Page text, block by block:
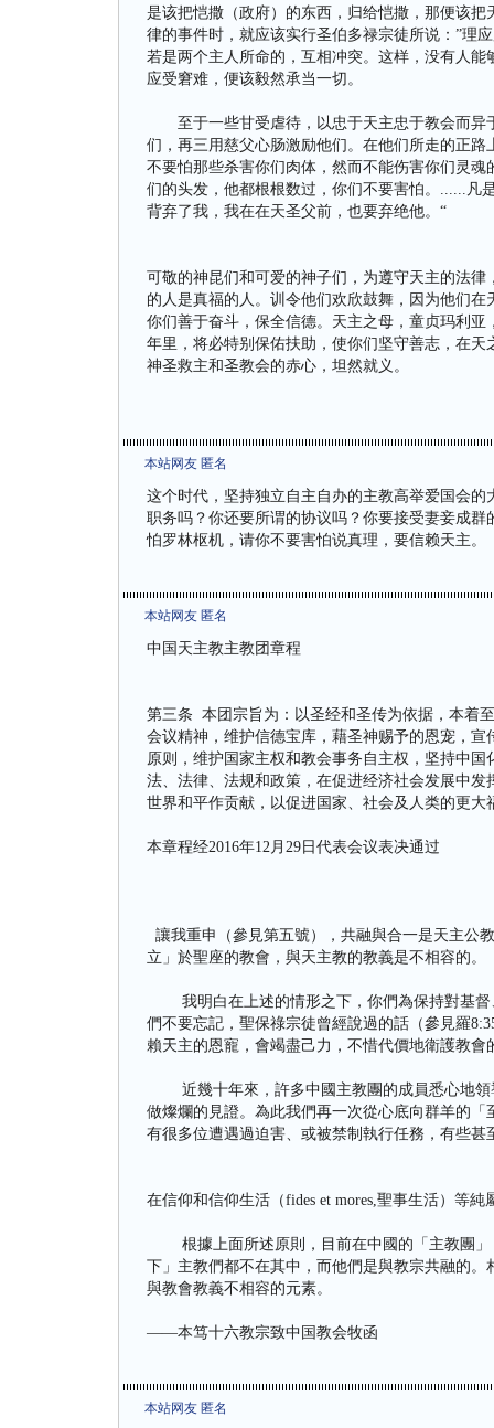
是该把恺撒（政府）的东西，归给恺撒，那便该
律的事件时，就应该实行圣伯多禄宗徒所说：”理
若是两个主人所命的，互相冲突。这样，没有人
应受窘难，便该毅然承当一切。
至于一些甘受虐待，以忠于天主忠于教会而异
们，再三用慈父心肠激励他们。在他们所走的正
不要怕那些杀害你们肉体，然而不能伤害你们灵
们的头发，他都根根数过，你们不要害怕。......凡
背弃了我，我在在天圣父前，也要弃绝他。“
可敬的神昆们和可爱的神子们，为遵守天主的法
的人是真福的人。训令他们欢欣鼓舞，因为他们
你们善于奋斗，保全信德。天主之母，童贞玛利
年里，将必特别保佑扶助，使你们坚守善志，在
神圣救主和圣教会的赤心，坦然就义。
本站网友 匿名
这个时代，坚持独立自主自办的主教高举爱国会
职务吗？你还要所谓的协议吗？你要接受妻妾成群
怕罗林枢机，请你不要害怕说真理，要信赖天主。
本站网友 匿名
中国天主教主教团章程
第三条 本团宗旨为：以圣经和圣传为依据，本着
会议精神，维护信德宝库，藉圣神赐予的恩宠，
原则，维护国家主权和教会事务自主权，坚持中
法、法律、法规和政策，在促进经济社会发展中
世界和平作贡献，以促进国家、社会及人类的更大
本章程经2016年12月29日代表会议表决通过
讓我重申（參見第五號），共融與合一是天主公
立」於聖座的教會，與天主教的教義是不相容的。
我明白在上述的情形之下，你們為保持對基督
們不要忘記，聖保祿宗徒曾經說過的話（參見羅
賴天主的恩寵，會竭盡己力，不惜代價地衛護教
近幾十年來，許多中國主教團的成員悉心地領
做燦爛的見證。為此我們再一次從心底向群羊的
有很多位遭遇過迫害、或被禁制執行任務，有些
在信仰和信仰生活（fides et mores,聖事生活）等
根據上面所述原則，目前在中國的「主教團」
下」主教們都不在其中，而他們是與教宗共融的
與教會教義不相容的元素。
——本笃十六教宗致中国教会牧函
本站网友 匿名